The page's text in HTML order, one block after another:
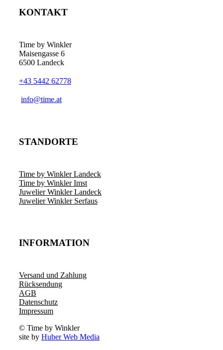
KONTAKT
Time by Winkler
Maisengasse 6
6500 Landeck
+43 5442 62778
­info@time.at
STANDORTE
Time by Winkler Landeck
Time by Winkler Imst
Juwelier Winkler Landeck
Juwelier Winkler Serfaus
INFORMATION
Versand und Zahlung
Rücksendung
AGB
Datenschutz
Impressum
© Time by Winkler
site by Huber Web Media